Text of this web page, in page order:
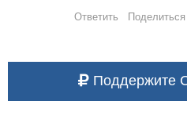
Ответить Поделиться
Поддержите